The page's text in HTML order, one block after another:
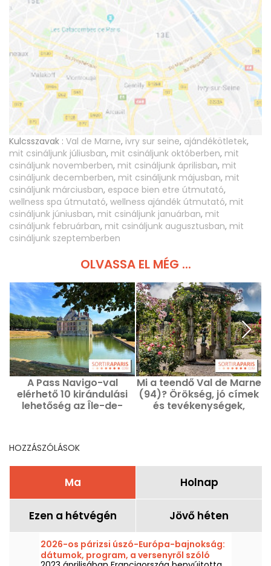
Kulcsszavak : Val de Marne, ivry sur seine, ajándékötletek,
mit csináljunk júliusban, mit csináljunk októberben, mit
csináljunk novemberben, mit csináljunk áprilisban, mit
csináljunk decemberben, mit csináljunk májusban, mit
csináljunk márciusban, espace bien etre útmutató,
wellness spa útmutató, wellness ajándék útmutató, mit
csináljunk júniusban, mit csináljunk januárban, mit
csináljunk februárban, mit csináljunk augusztusban, mit
csináljunk szeptemberben
OLVASSA EL MÉG ...
A Pass Navigo-val
elérhető 10 kirándulási
lehetőség az Île-de-
2-án.
Mi a teendő Val de Marne
(94)? Örökség, jó címek
és tevékenységek,
HOZZÁSZÓLÁSOK
Ma Holnap
Ezen a hétvégén Jövő héten
2026-os párizsi úszó-Európa-bajnokság:
dátumok, program, a versenyről szóló